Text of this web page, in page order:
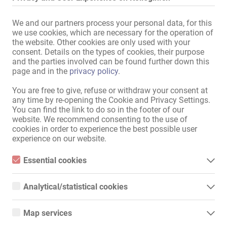
We and our partners process your personal data, for this
we use cookies, which are necessary for the operation of
the website. Other cookies are only used with your
consent. Details on the types of cookies, their purpose
and the parties involved can be found further down this
page and in the privacy policy.
You are free to give, refuse or withdraw your consent at
any time by re-opening the Cookie and Privacy Settings.
You can find the link to do so in the footer of our
website. We recommend consenting to the use of
cookies in order to experience the best possible user
experience on our website.
Essential cookies
Essential cookies are all cookies necessary for the operation of
function properly without these cookies.
Analytical/statistical cookies
Analytical or statistical cookies are cookies that are used to
They help website owners understand how visitors interact with
Map services
Küche:
gemeinschaftliche Nutzung,
mit Sitz- und Essmöglichkeit
Bad:
gemeinschaftliche Nutzung
Außendarstellung / Zugang:
diskretes Haus,diskreter
Damen-Parkplätze:
vorhanden
Gäste-Parkplätze:
vorhanden
Parken:
in der Nähe,kostenlos
max. 10 Min zu Fuß:
Bushaltestelle,Apotheke